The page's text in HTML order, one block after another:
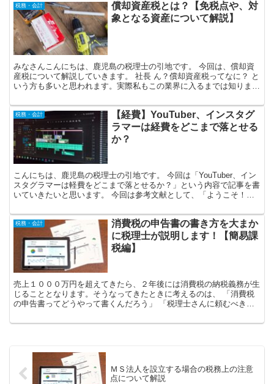
税務・会計
償却資産税とは？【免税点や、対
象となる資産について解説】
みなさんこんにちは、鹿児島の税理士の引地です。 今回は、償却資
産税について解説していきます。 社長 ん？償却資産税ってなに？ と
いう方も多いと思われます。実際私もこの業界に入るまでは知りませ
税務・会計
【経費】YouTuber、インスタグ
ラマーは経費をどこまで落とせる
か？
こんにちは、鹿児島の税理士の引地です。 今回は「YouTuber、イン
スタグラマーは軽費をどこまで落とせるか？」という内容で記事を書
いていきたいと思います。 今回は参考文献として、「ようこそ！フ
税務・会計
消費税の申告書の書き方を大まか
に税理士が説明します！【簡易課
税編】
売上１０００万円を超えてきたら、２年後には消費税の納税義務が生
じることとなります。そうなってきたときに考えるのは、 「消費税
の申告書ってどうやって書くんだろう」 「税理士さんに頼むべきな
ＭＳ法人を設立する場合の税務上の注意
点について解説